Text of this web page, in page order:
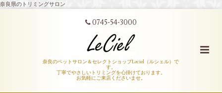
奈良県のトリミングサロン
0745-54-3000
奈良のペットサロン＆セレクトショップLeciel（ルシェル）で
す。
丁寧でやさしいトリミングを心掛けております。
お気軽にご来店くださいませ。